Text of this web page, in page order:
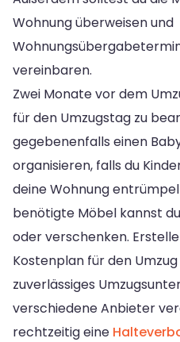
Wohnung überweisen und
vereinbaren.
Zwei Monate vor dem
für den Umzugstag zu
gegebenenfalls einen
organisieren, falls du
deine Wohnung
benötigte Möbel kannst
oder verschenken.
Kostenplan für den
zuverlässiges
verschiedene Anbieter
rechtzeitig eine